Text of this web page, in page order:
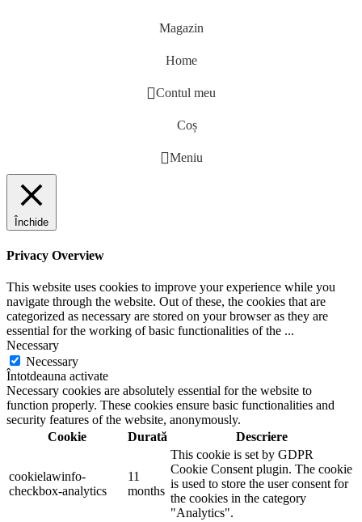
Magazin
Home
Contul meu
Coș
Meniu
Închide
Privacy Overview
This website uses cookies to improve your experience while you
navigate through the website. Out of these, the cookies that are
categorized as necessary are stored on your browser as they are
essential for the working of basic functionalities of the ...
Necessary
Necessary
Întotdeauna activate
Necessary cookies are absolutely essential for the website to
function properly. These cookies ensure basic functionalities and
security features of the website, anonymously.
Cookie
Durată Descriere
cookielawinfo-
checkbox-analytics
11
months
This cookie is set by GDPR
Cookie Consent plugin. The cookie
is used to store the user consent for
the cookies in the category
"Analytics".